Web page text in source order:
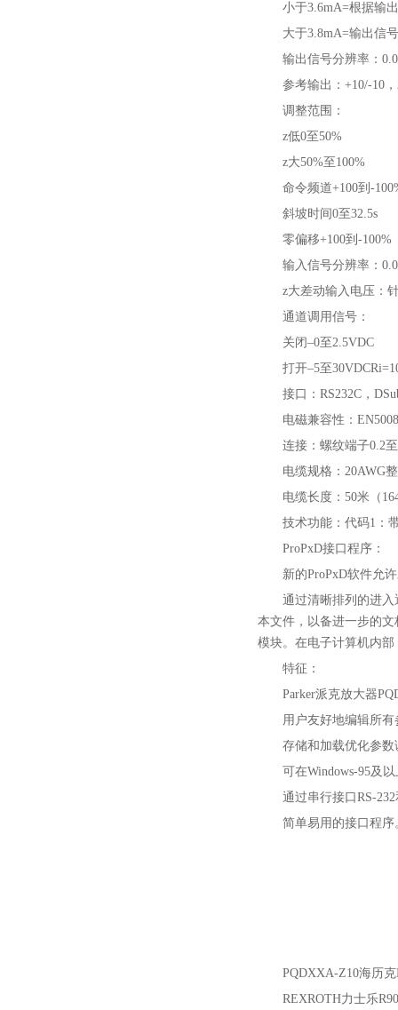
小于3.6mA=根据输
大于3.8mA=输出信
输出信号分辨率：
参考输出：+10/-10
调整范围：
z低0至50%
z大50%至100%
命令频道+100到-
斜坡时间0至32.5s
零偏移+100到-100%
输入信号分辨率：
z大差动输入电压：
通道调用信号：
关闭–0至2.5VDC
打开–5至
接口：RS232C，
电磁兼容性：
连接：螺纹端子0.2
电缆规格：20AWG
电缆长度：50米（
技术功能：代码1：
ProPxD接口程序：
新的ProPxD软件允
通过清晰排列的进
本文件，以备进一步的
模块。在电子计算机内
特征：
Parker派克放大器
用户友好地编辑所有
存储和加载优化参数
可在Windows-95及
通过串行接口RS-
简单易用的接口程
PQDXXA-Z10海历
REXROTH力士乐